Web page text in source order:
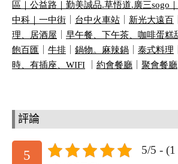
區｜ 公益路｜ 勤美誠品.草悟道.廣三sogo
中科｜ 一中街 台中火車站 新光大遠百
理、居酒屋
早午餐、下午茶、咖啡蛋糕
飽百匯
牛排 鍋物。麻辣鍋 泰式料理
時、有插座、 WIFI 約會餐廳 聚會餐廳
評論
5 5/5 -